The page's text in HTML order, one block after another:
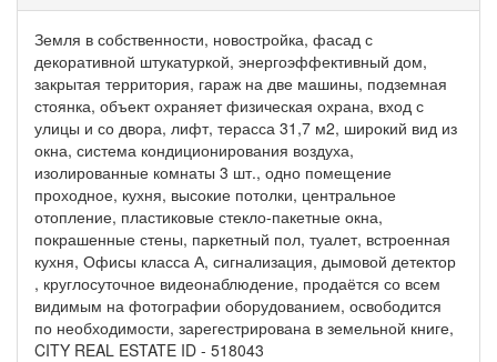
Земля в собственности, новостройка, фасад с
декоративной штукатуркой, энергоэффективный дом,
закрытая территория, гараж на две машины, подземная
стоянка, объект охраняет физическая охрана, вход с
улицы и со двора, лифт, терасса 31,7 м2, широкий вид из
окна, система кондиционирования воздуха,
изолированные комнаты 3 шт., одно помещение
проходное, кухня, высокие потолки, центральное
отопление, пластиковые стекло-пакетные окна,
покрашенные стены, паркетный пол, туалет, встроенная
кухня, Офисы класса А, сигнализация, дымовой детектор
, круглосуточное видеонаблюдение, продаётся со всем
видимым на фотографии оборудованием, освободится
по необходимости, зарегестрирована в земельной книге,
CITY REAL ESTATE ID - 518043